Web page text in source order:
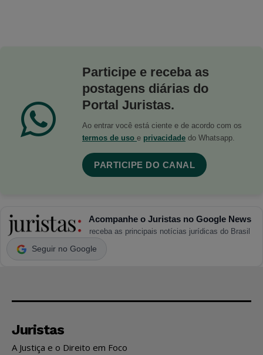
Participe e receba as
postagens diárias do
Portal Juristas.
Ao entrar você está ciente e de acordo com os
termos de uso e privacidade do Whatsapp.
PARTICIPE DO CANAL
Acompanhe o Juristas no Google News
receba as principais notícias jurídicas do Brasil
Seguir no Google
Juristas
A Justiça e o Direito em Foco